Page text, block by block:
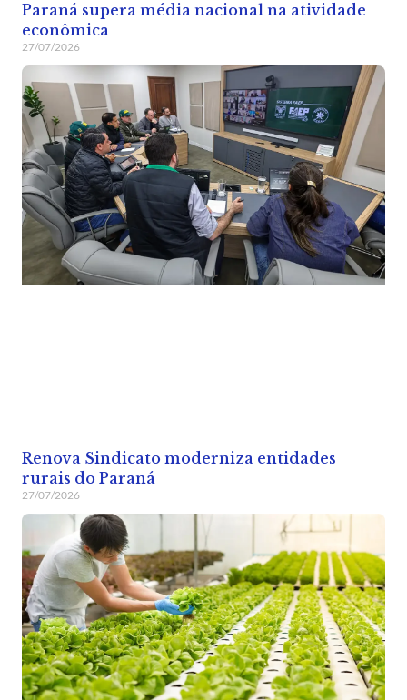
Paraná supera média nacional na atividade
econômica
27/07/2026
Renova Sindicato moderniza entidades
rurais do Paraná
27/07/2026